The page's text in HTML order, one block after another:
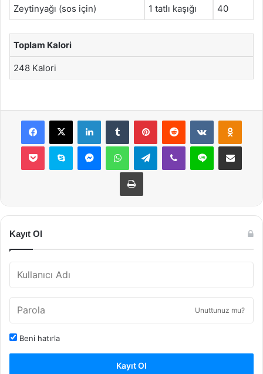
Zeytinyağı (sos için) 1 tatlı kaşığı 40
Toplam Kalori
248 Kalori
Facebook
X LinkedInTumblr PinterestReddit VKontakte
Pocket Skype MessengerWhatsAppTelegramViber Line E-Posta ile
Yazdır
Kayıt Ol
Unuttunuz mu?
Beni hatırla
Kayıt Ol